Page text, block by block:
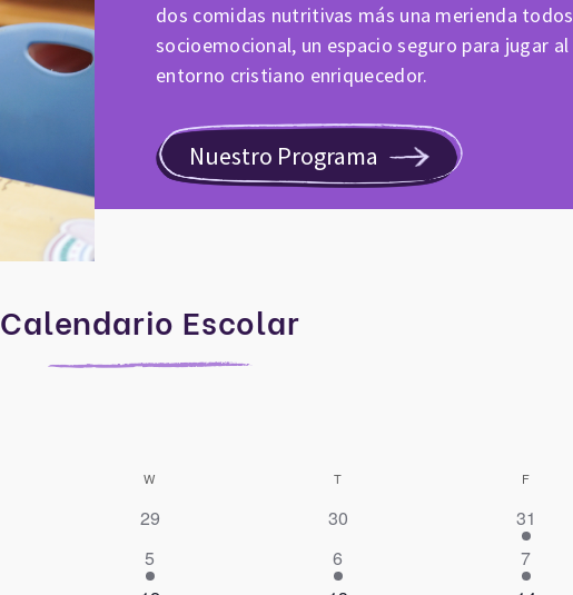
dos comidas nutritivas más una merienda
socioemocional, un espacio seguro para jugar
entorno cristiano enriquecedor.
Nuestro Programa
Calendario Escolar